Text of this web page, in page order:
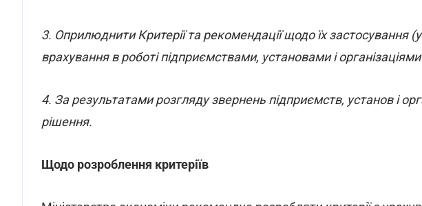
3. Оприлюднити Критерії та рекомендації щодо їх застосування (у
врахування в роботі підприємствами, установами і
4. За результатами розгляду звернень підприємств, установ і
рішення.
Щодо розроблення критеріїв